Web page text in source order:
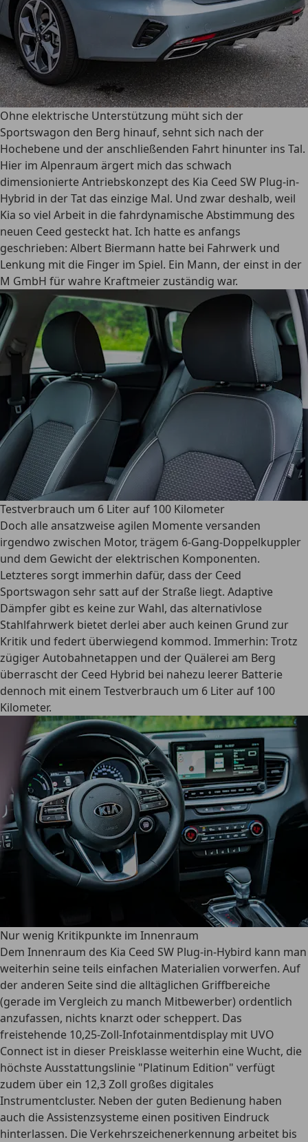
Ohne elektrische Unterstützung müht sich der
Sportswagon den Berg hinauf, sehnt sich nach der
Hochebene und der anschließenden Fahrt hinunter ins Tal.
Hier im Alpenraum ärgert mich das schwach
dimensionierte Antriebskonzept des Kia Ceed SW Plug-in-
Hybrid in der Tat das einzige Mal. Und zwar deshalb, weil
Kia so viel Arbeit in die fahrdynamische Abstimmung des
neuen Ceed gesteckt hat. Ich hatte es anfangs
geschrieben: Albert Biermann hatte bei Fahrwerk und
Lenkung mit die Finger im Spiel. Ein Mann, der einst in der
M GmbH für wahre Kraftmeier zuständig war.
Testverbrauch um 6 Liter auf 100 Kilometer
Doch alle ansatzweise agilen Momente versanden
irgendwo zwischen Motor, trägem 6-Gang-Doppelkuppler
und dem Gewicht der elektrischen Komponenten.
Letzteres sorgt immerhin dafür, dass der Ceed
Sportswagon sehr satt auf der Straße liegt. Adaptive
Dämpfer gibt es keine zur Wahl, das alternativlose
Stahlfahrwerk bietet derlei aber auch keinen Grund zur
Kritik und federt überwiegend kommod. Immerhin: Trotz
zügiger Autobahnetappen und der Quälerei am Berg
überrascht der Ceed Hybrid bei nahezu leerer Batterie
dennoch mit einem Testverbrauch um 6 Liter auf 100
Kilometer.
Nur wenig Kritikpunkte im Innenraum
Dem Innenraum des Kia Ceed SW Plug-in-Hybird kann man
weiterhin seine teils einfachen Materialien vorwerfen. Auf
der anderen Seite sind die alltäglichen Griffbereiche
(gerade im Vergleich zu manch Mitbewerber) ordentlich
anzufassen, nichts knarzt oder scheppert. Das
freistehende 10,25-Zoll-Infotainmentdisplay mit UVO
Connect ist in dieser Preisklasse weiterhin eine Wucht, die
höchste Ausstattungslinie "Platinum Edition" verfügt
zudem über ein 12,3 Zoll großes digitales
Instrumentcluster. Neben der guten Bedienung haben
auch die Assistenzsysteme einen positiven Eindruck
hinterlassen. Die Verkehrszeichenerkennung arbeitet bis